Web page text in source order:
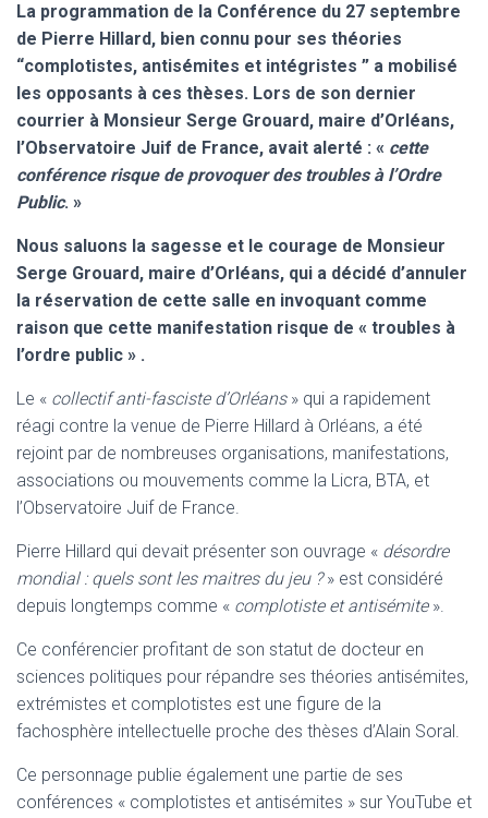
La programmation de la Conférence du 27 septembre
de Pierre Hillard, bien connu pour ses théories
“complotistes, antisémites et intégristes ” a mobilisé
les opposants à ces thèses. Lors de son dernier
courrier à Monsieur Serge Grouard, maire d’Orléans,
l’Observatoire Juif de France, avait alerté : « cette
conférencerisque de provoquer destroublesà l’Ordre
Public. »
Nous saluons la sagesse et le courage de Monsieur
Serge Grouard, maire d’Orléans, qui a décidé d’annuler
la réservation de cette salle en invoquant comme
raison que cette manifestation risque de « troubles à
l’ordre public » .
Le « collectif anti-fasciste d’Orléans» qui a rapidement
réagi contre la venue de Pierre Hillard à Orléans, a été
rejoint par de nombreuses organisations, manifestations,
associations ou mouvements comme la Licra, BTA, et
l’Observatoire Juif de France.
Pierre Hillard qui devait présenter son ouvrage « désordre
mondial : quels sont les maitres du jeu ?» est considéré
depuis longtemps comme « complotiste et antisémite».
Ce conférencier profitant de son statut de docteur en
sciences politiques pour répandre ses théories antisémites,
extrémistes et complotistes est une figure de la
fachosphère intellectuelle proche des thèses d’Alain Soral.
Ce personnage publie également une partie de ses
conférences « complotistes et antisémites » sur YouTube et